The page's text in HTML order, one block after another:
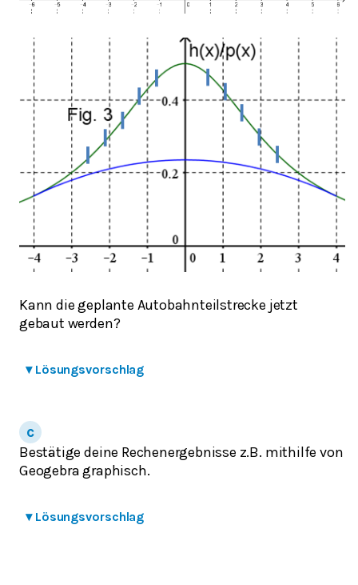
Kann die geplante Autobahnteilstrecke jetzt
gebaut werden?
▾ Lösungsvorschlag
Bestätige deine Rechenergebnisse z.B. mithilfe von
Geogebra graphisch.
▾ Lösungsvorschlag